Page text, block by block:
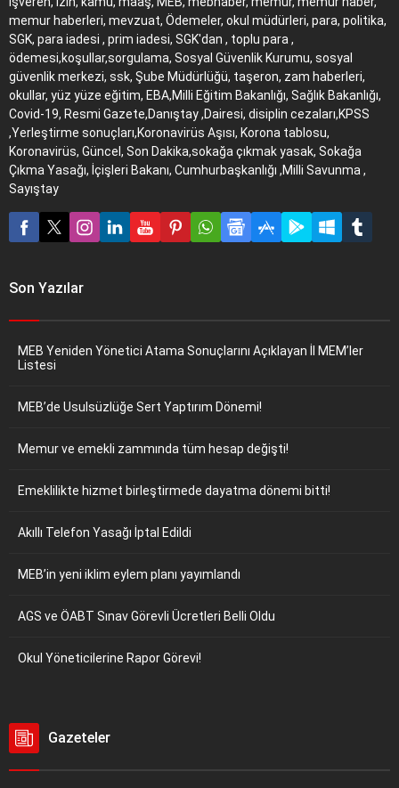
memur haberleri, mevzuat, Ödemeler, okul müdürleri, para, politika,
SGK, para iadesi , prim iadesi, SGK'dan , toplu para ,
ödemesi,koşullar,sorgulama, Sosyal Güvenlik Kurumu, sosyal
güvenlik merkezi, ssk, Şube Müdürlüğü, taşeron, zam haberleri,
okullar, yüz yüze eğitim, EBA,Milli Eğitim Bakanlığı, Sağlık Bakanlığı,
Covid-19, Resmi Gazete,Danıştay ,Dairesi, disiplin cezaları,KPSS
,Yerleştirme sonuçları,Koronavirüs Aşısı, Korona tablosu,
Koronavirüs, Güncel, Son Dakika,sokağa çıkmak yasak, Sokağa
Çıkma Yasağı, İçişleri Bakanı, Cumhurbaşkanlığı ,Milli Savunma ,
Sayıştay
Son Yazılar
MEB Yeniden Yönetici Atama Sonuçlarını Açıklayan İl MEM’ler
Listesi
MEB’de Usulsüzlüğe Sert Yaptırım Dönemi!
Memur ve emekli zammında tüm hesap değişti!
Emeklilikte hizmet birleştirmede dayatma dönemi bitti!
Akıllı Telefon Yasağı İptal Edildi
MEB’in yeni iklim eylem planı yayımlandı
AGS ve ÖABT Sınav Görevli Ücretleri Belli Oldu
Okul Yöneticilerine Rapor Görevi!
Gazeteler